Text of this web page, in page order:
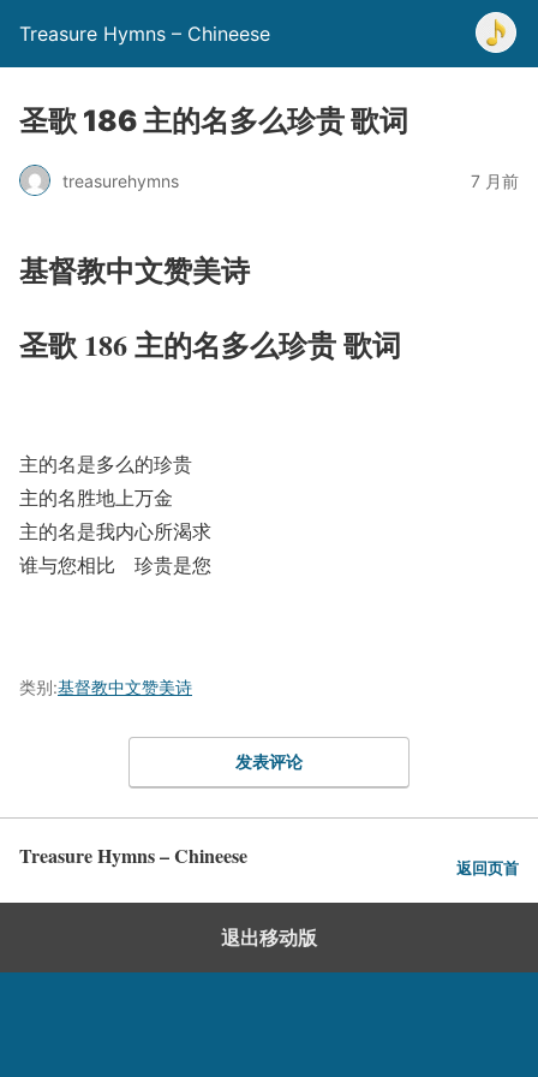
Treasure Hymns – Chineese
圣歌 186 主的名多么珍贵 歌词
treasurehymns 7 月前
基督教中文赞美诗
圣歌 186 主的名多么珍贵 歌词
主的名是多么的珍贵
主的名胜地上万金
主的名是我内心所渴求
谁与您相比 珍贵是您
类别:基督教中文赞美诗
发表评论
Treasure Hymns – Chineese 返回页首
退出移动版